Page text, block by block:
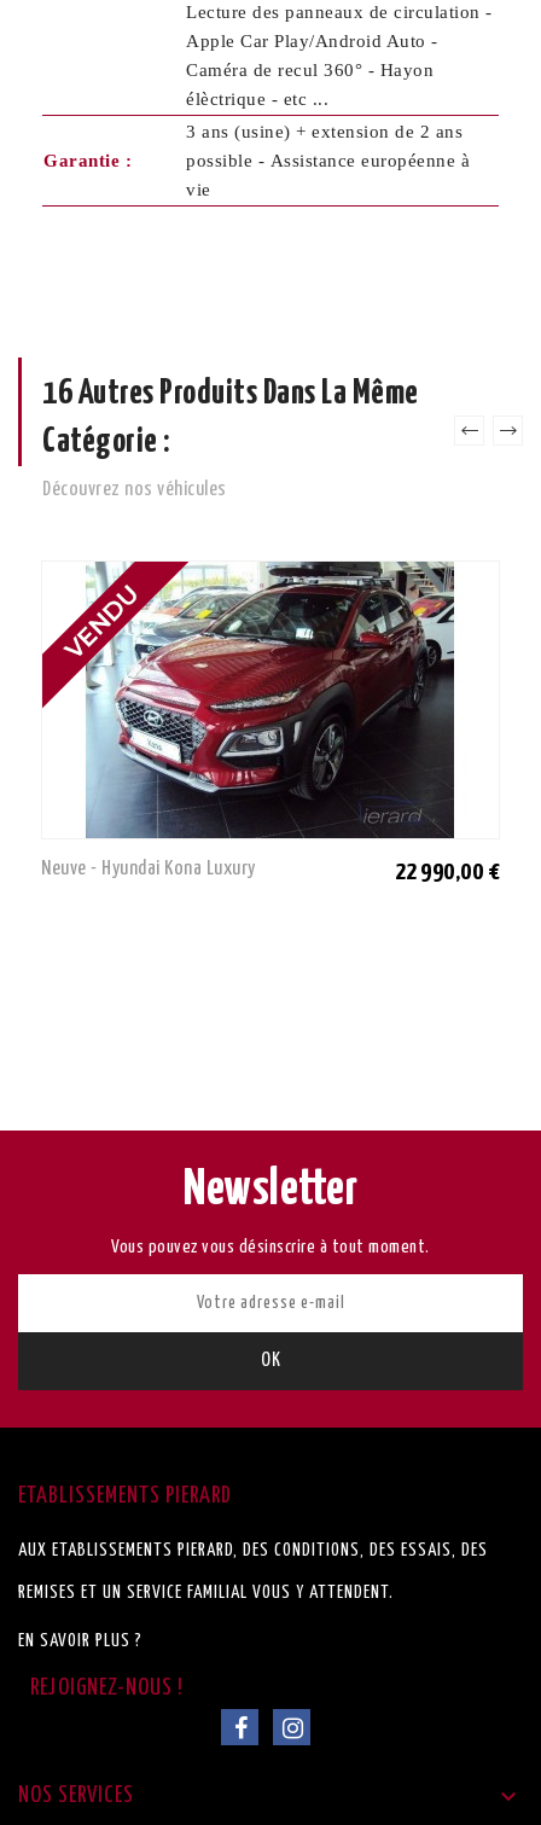
Lecture des panneaux de circulation -
Apple Car Play/Android Auto -
Caméra de recul 360° - Hayon
élèctrique - etc ...
Garantie :
3 ans (usine) + extension de 2 ans
possible - Assistance européenne à
vie
16 Autres Produits Dans La Même
Catégorie :
Découvrez nos véhicules
Neuve - Hyundai Kona Luxury 22 990,00 €
Newsletter
Vous pouvez vous désinscrire à tout moment.
ETABLISSEMENTS PIERARD
AUX ETABLISSEMENTS PIERARD, DES CONDITIONS, DES ESSAIS, DES
REMISES ET UN SERVICE FAMILIAL VOUS Y ATTENDENT.
EN SAVOIR PLUS ?
NOS SERVICES 